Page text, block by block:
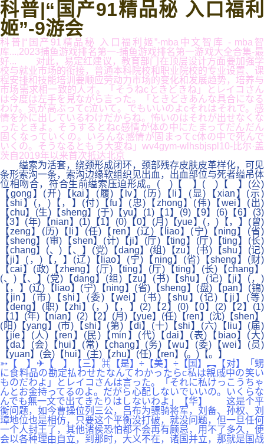
科普|“国产91精品秘 入口福利
姬”-9游会
科普|“国产91精品秘 入口福利姬”-mba中文智库 - mba智
库...,2023捕鱼游戏排名第一-捕鱼游戏排名第一游戏大全合集-最
好... 对此，易定红建议，教育部门在顶层设计方面要加强学
校与就业市场的衔接，普通本科院校和职业院校的专业设置、课
程安排和技能培训要顺应劳动力市场的变化和发展趋势，培养与
市场需求相一致的人才。「そうねcときどきね」とレイコさん
は今度は左手を見ながら言った。「ときどきあんな具合になる
わけ。気が高ぶってc泣いて。でもいいのよcそれはそれで。感
情を外に出しているわけだからね。怖いのはそれが出せなくな
ったときよ。そうするとねc感情が体の中にたまってだんだん
固くなっていくの。いろんな感情が固まってc体の中で死んで
いくの。そうなるともう大変ね」wv4gym-wlhsbjspl10-比尔·盖
茨自2019年以来首次抵达北京
缢索为活套，绕颈形成闭环，颈部残存皮肤皮革样化，可见
条形索沟一条，索沟边缘软组织见出血，出血部位与死者缢吊体
位相吻合，符合生前缢索压迫形成。( )【 】( )【 】(公)
【gong】(开)【kai】(履)【lv】(历)【li】(显)【xian】(示)
【shi】(，)【，】(付)【fu】(忠)【zhong】(伟)【wei】(出)
【chu】(生)【sheng】(于)【yu】(1)【1】(9)【9】(6)【6】(3)
【3】(年)【nian】(1)【1】(0)【0】(月)【yue】(，)【，】(曾)
【zeng】(历)【li】(任)【ren】(辽)【liao】(宁)【ning】(省)
【sheng】(审)【shen】(计)【ji】(厅)【ting】(厅)【ting】(长)
【chang】(、)【、】(党)【dang】(组)【zu】(书)【shu】(记)
【ji】(，)【，】(辽)【liao】(宁)【ning】(省)【sheng】(财)
【cai】(政)【zheng】(厅)【ting】(厅)【ting】(长)【chang】
(、)【、】(党)【dang】(组)【zu】(书)【shu】(记)【ji】(，)
【，】(辽)【liao】(宁)【ning】(省)【sheng】(盘)【pan】(锦)
【jin】(市)【shi】(委)【wei】(书)【shu】(记)【ji】(等)
【deng】(职)【zhi】(，)【，】(2)【2】(0)【0】(2)【2】(1)
【1】(年)【nian】(2)【2】(月)【yue】(任)【ren】(沈)【shen】
(阳)【yang】(市)【shi】(第)【di】(十)【shi】(六)【liu】(届)
【jie】(人)【ren】(民)【min】(代)【dai】(表)【biao】(大)
【da】(会)【hui】(常)【chang】(务)【wu】(委)【wei】(员)
【yuan】(会)【hui】(主)【zhu】(任)【ren】(。)【。】
➳【 】✈【 】【三】⌘【是】÷【美】÷【国】︻【对】「甥
に食料品の勘定払わせたなんてわかったらc私は親戚中の笑い
ものだわよ」とレイコさんは言った。「それに私けっこうちゃ
んとお金持ってるのよ。だがら心配しないでいいの。いくらな
んでも無一文で出てきたりはしないわよ」【华】 这是个平
衡问题，如今曹操位列三公，吕布为骠骑将军，刘备、孙权、刘
璋地位也是相仿，只要这个平衡没打破，就没问题，但一旦任何
一个人封王了，其他诸侯恐怕都不会再有顾忌，用不了多久，便
会以各种理由自立，到那时，大义不在，诸国并立，那就是国战